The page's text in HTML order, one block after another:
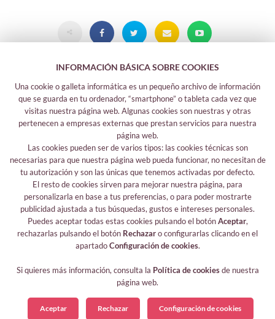
Legal information
Legal notice
Your safety data
Privacy policy
Cookies policy
Follow me
© 2026 Chatibuky, all rights reserved.
INFORMACIÓN BÁSICA SOBRE COOKIES
Una cookie o galleta informática es un pequeño archivo de información
que se guarda en tu ordenador, “smartphone” o tableta cada vez que
visitas nuestra página web. Algunas cookies son nuestras y otras
pertenecen a empresas externas que prestan servicios para nuestra
página web.
Las cookies pueden ser de varios tipos: las cookies técnicas son
necesarias para que nuestra página web pueda funcionar, no necesitan de
tu autorización y son las únicas que tenemos activadas por defecto.
El resto de cookies sirven para mejorar nuestra página, para
personalizarla en base a tus preferencias, o para poder mostrarte
publicidad ajustada a tus búsquedas, gustos e intereses personales.
Puedes aceptar todas estas cookies pulsando el botónAceptar,
rechazarlas pulsando el botón Rechazaro configurarlas clicando en el
apartadoConfiguración de cookies.
Si quieres más información, consulta la Política de cookiesde nuestra
página web.
Aceptar Rechazar Configuración de cookies